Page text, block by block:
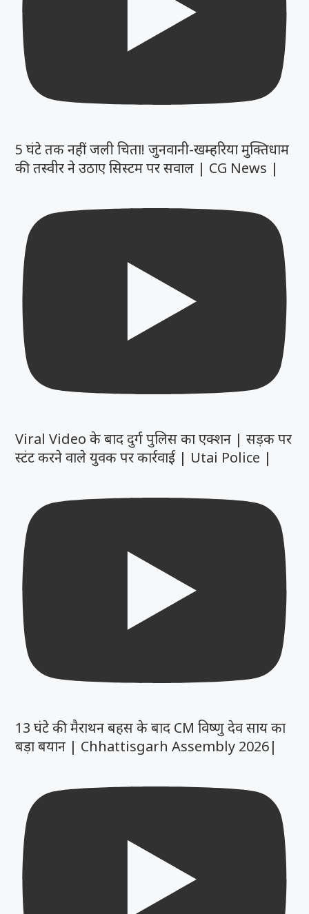
5 घंटे तक नहीं जली चिता! जुनवानी-खम्हरिया मुक्तिधाम
की तस्वीर ने उठाए सिस्टम पर सवाल | CG News |
Viral Video के बाद दुर्ग पुलिस का एक्शन | सड़क पर
स्टंट करने वाले युवक पर कार्रवाई | Utai Police |
13 घंटे की मैराथन बहस के बाद CM विष्णु देव साय का
बड़ा बयान | Chhattisgarh Assembly 2026|